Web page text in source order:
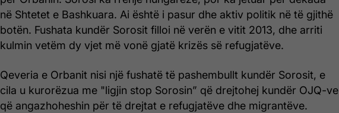
në Shtetet e Bashkuara. Ai është i pasur dhe aktiv politik në të gjithë
botën. Fushata kundër Sorosit filloi në verën e vitit 2013, dhe arriti
kulmin vetëm dy vjet më vonë gjatë krizës së refugjatëve.
Qeveria e Orbanit nisi një fushatë të pashembullt kundër Sorosit, e
cila u kurorëzua me "ligjin stop Sorosin” që drejtohej kundër OJQ-ve
që angazhoheshin për të drejtat e refugjatëve dhe migrantëve.